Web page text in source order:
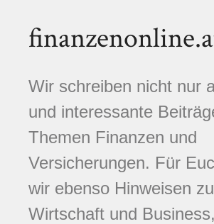
Wir schreiben nicht nur
und interessante
Themen Finanzen und
Versicherungen. Für
wir ebenso Hinweisen zu
Wirtschaft und Business,